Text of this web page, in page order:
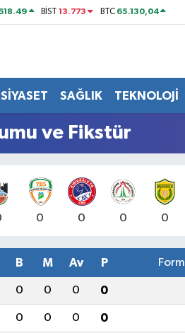
BİST13.773 BTC 65.130,04
SİYASET SAĞLIK TEKNOLOJİ
ve Fikstür
0 0 0 0
B M Av P Form
0 0 0 0
0 0 0 0